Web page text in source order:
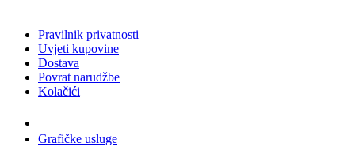
Pravilnik privatnosti
Uvjeti kupovine
Dostava
Povrat narudžbe
Kolačići
Grafičke usluge